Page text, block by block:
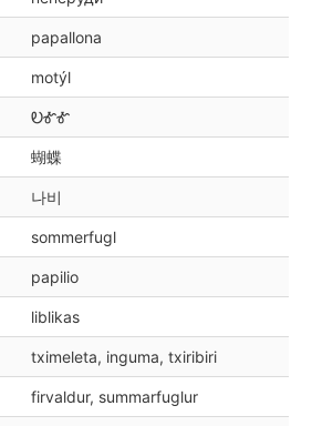
papallona
motýl
ᎧᎹᎹ
蝴蝶
나비
sommerfugl
papilio
liblikas
tximeleta, inguma, txiribiri
firvaldur, summarfuglur